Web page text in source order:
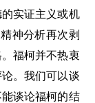
实证主义或机
神分析再次剥
福柯并不热衷
。我们可以谈
谈论福柯的结